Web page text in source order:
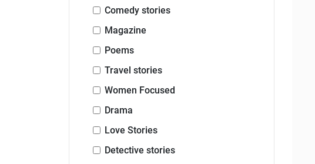
Comedy stories
Magazine
Poems
Travel stories
Women Focused
Drama
Love Stories
Detective stories